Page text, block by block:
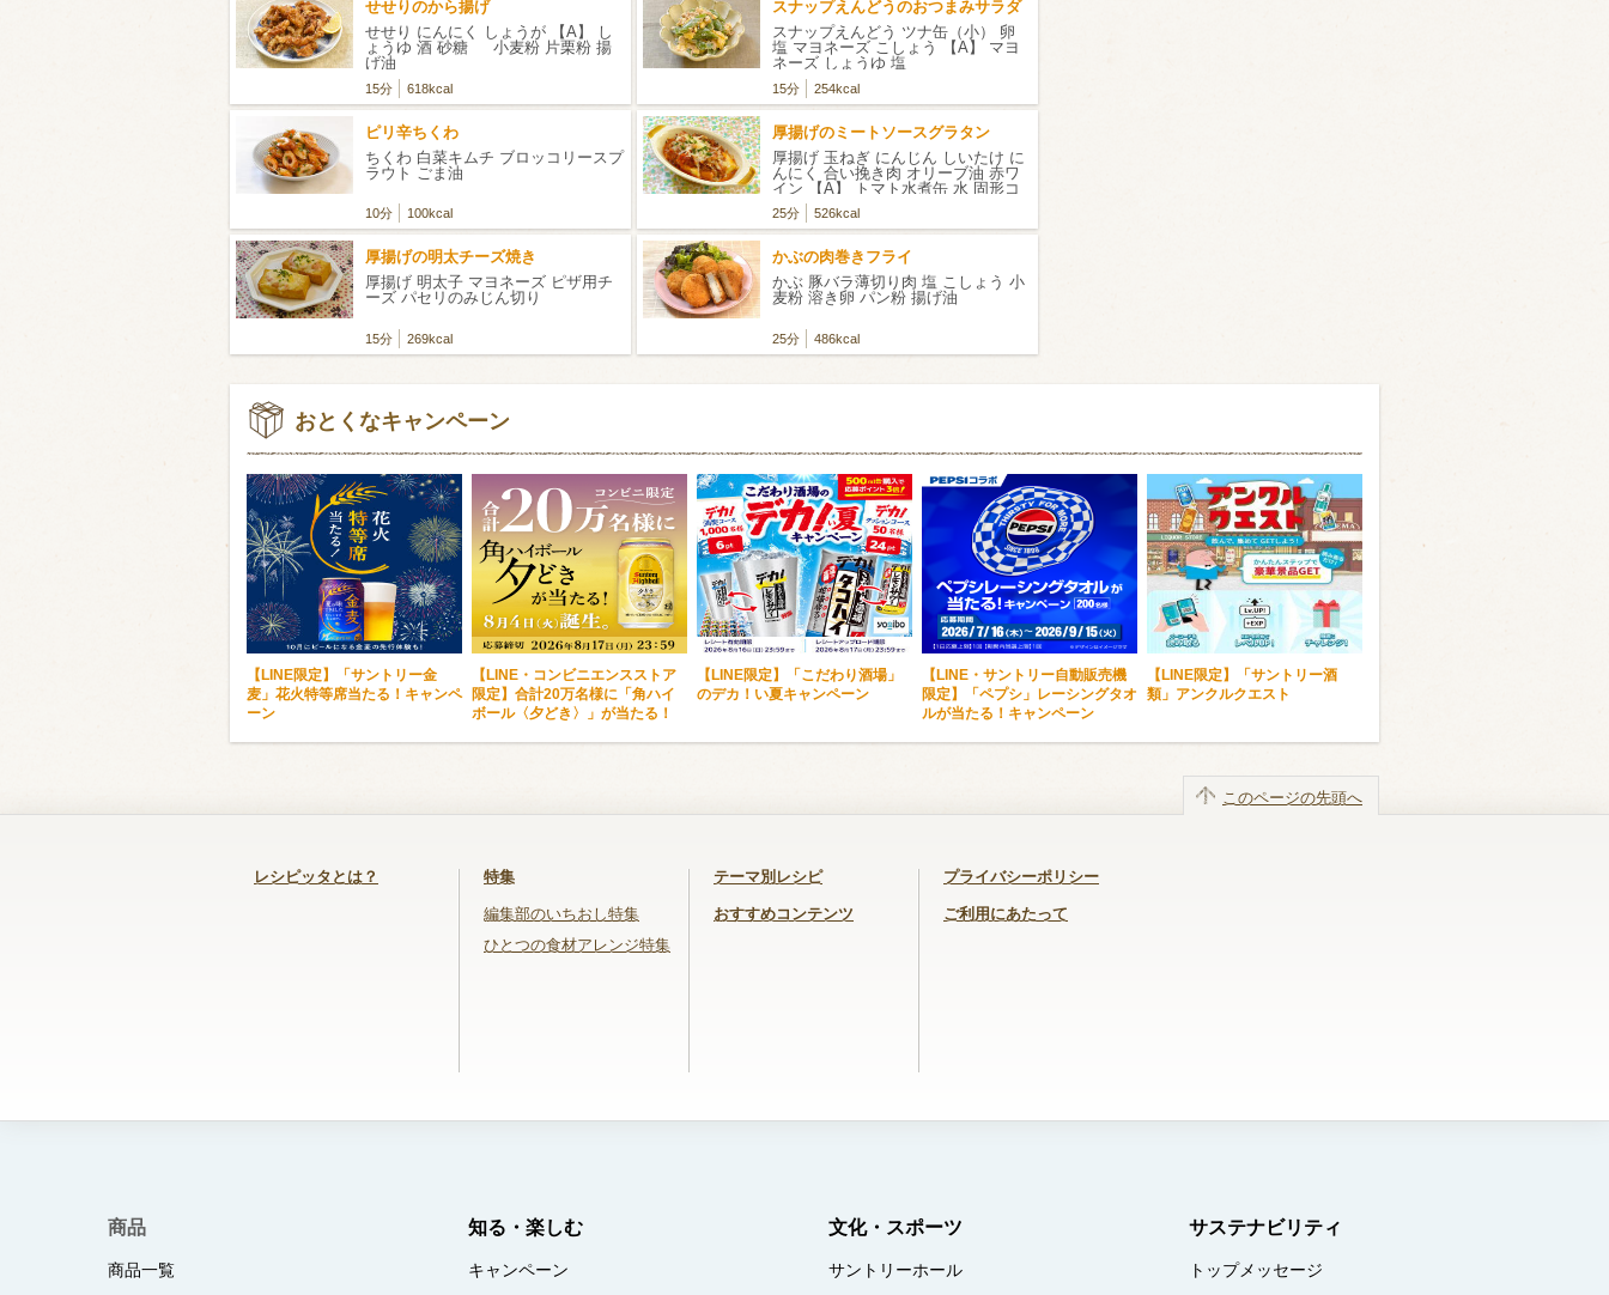
せせりのから揚げ
せせり にんにく しょうが 【A】 し
ょうゆ 酒 砂糖 小麦粉 片栗粉 揚
げ油
15分 618kcal
スナップえんどうのおつまみサラダ
スナップえんどう ツナ缶（小） 卵
塩 マヨネーズ こしょう 【A】 マヨ
ネーズ しょうゆ 塩
15分 254kcal
ピリ辛ちくわ
ちくわ 白菜キムチ ブロッコリースプ
ラウト ごま油
10分 100kcal
厚揚げのミートソースグラタン
厚揚げ 玉ねぎ にんじん しいたけ に
んにく 合い挽き肉 オリーブ油 赤ワ
イン 【A】 トマト水煮缶 水 固形コ
ンソメの素 塩 こしょう ケチャップ
ローリエ ピザ用チーズ パセリの
みじん切り
25分 526kcal
厚揚げの明太チーズ焼き
厚揚げ 明太子 マヨネーズ ピザ用チ
ーズ パセリのみじん切り
15分 269kcal
かぶの肉巻きフライ
かぶ 豚バラ薄切り肉 塩 こしょう 小
麦粉 溶き卵 パン粉 揚げ油
25分 486kcal
おとくなキャンペーン
【LINE限定】「サントリー金
麦」花火特等席当たる！キャンペ
ーン
【LINE・コンビニエンスストア
限定】合計20万名様に「角ハイ
ボール〈夕どき〉」が当たる！
【LINE限定】「こだわり酒場」
のデカ！い夏キャンペーン
【LINE・サントリー自動販売機
限定】「ペプシ」レーシングタオ
ルが当たる！キャンペーン
【LINE限定】「サントリー酒
類」アンクルクエスト
レシピッタとは？ 特集
編集部のいちおし特集
ひとつの食材アレンジ特集
テーマ別レシピ
おすすめコンテンツ
プライバシーポリシー
ご利用にあたって
このページの先頭へ
商品
商品一覧
知る・楽しむ
キャンペーン
文化・スポーツ
サントリーホール
サステナビリティ
トップメッセージ